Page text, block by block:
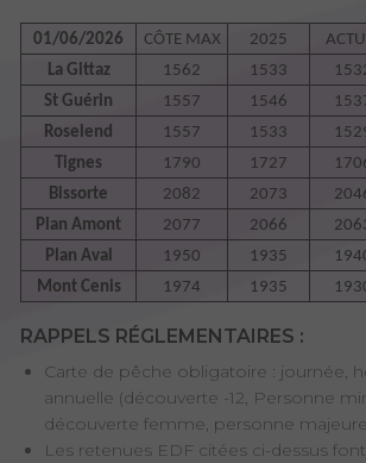
01/06/2026 CÔTE MAX 2025
La Gittaz
1562 1533
St Guérin
1557 1546
Roselend
1557 1533
Tignes
1790 1727
Bissorte
2082 2073
Plan Amont
2077 2066
Plan Aval
1950 1935
Mont Cenis
1974 1935
RAPPELS RÉGLEMENTAIRES :
Carte de pêche obligatoire : journée,
annuelle (découverte -12, Personne
découverte femme, personne
Les retenues EDF citées ci-dessus